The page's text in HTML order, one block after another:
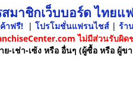
มาชิกเว็บบอร์ด ไทยแ
าฟรี! | โปรโมชั่นแฟรนไชส์ | ร้า
ไม่มีส่วนรับผิ
ย-เช่า-เซ้ง หรือ อื่นๆ (ผู้ซื้อ หรือ